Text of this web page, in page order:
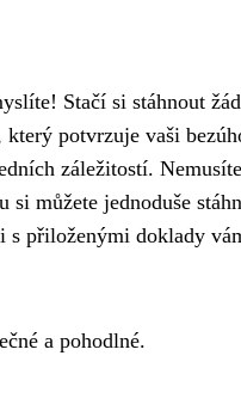
Stačí si stáhnout
který potvrzuje vaši
záležitostí.
můžete jednoduše
přiloženými doklady
a pohodlné.